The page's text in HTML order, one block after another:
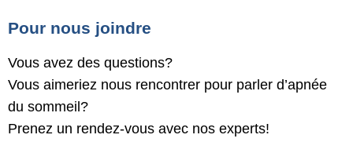
Pour nous joindre
Vous avez des questions?
Vous aimeriez nous rencontrer pour parler d’apnée
du sommeil?
Prenez un rendez-vous avec nos experts!